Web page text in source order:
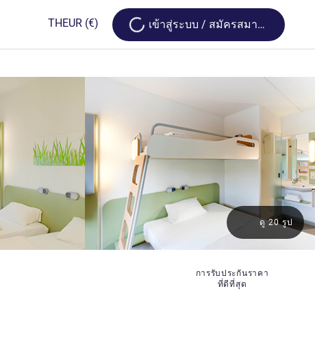
THEUR (€) Loading...
เข้าสู่ระบบ / สมัครสมาชิก
การรับประกันราคา
ที่ดีที่สุด
ดู 20 รูป